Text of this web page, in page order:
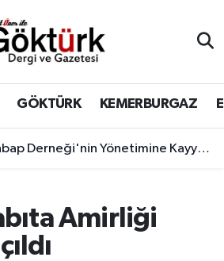
GÖKTÜRK KEMERBURGAZ
Derneği'nin Yönetimine Kayyum Atandı
Amirliği
Durumu
Yoğunluk Haritası
Durumu ve Fikstür